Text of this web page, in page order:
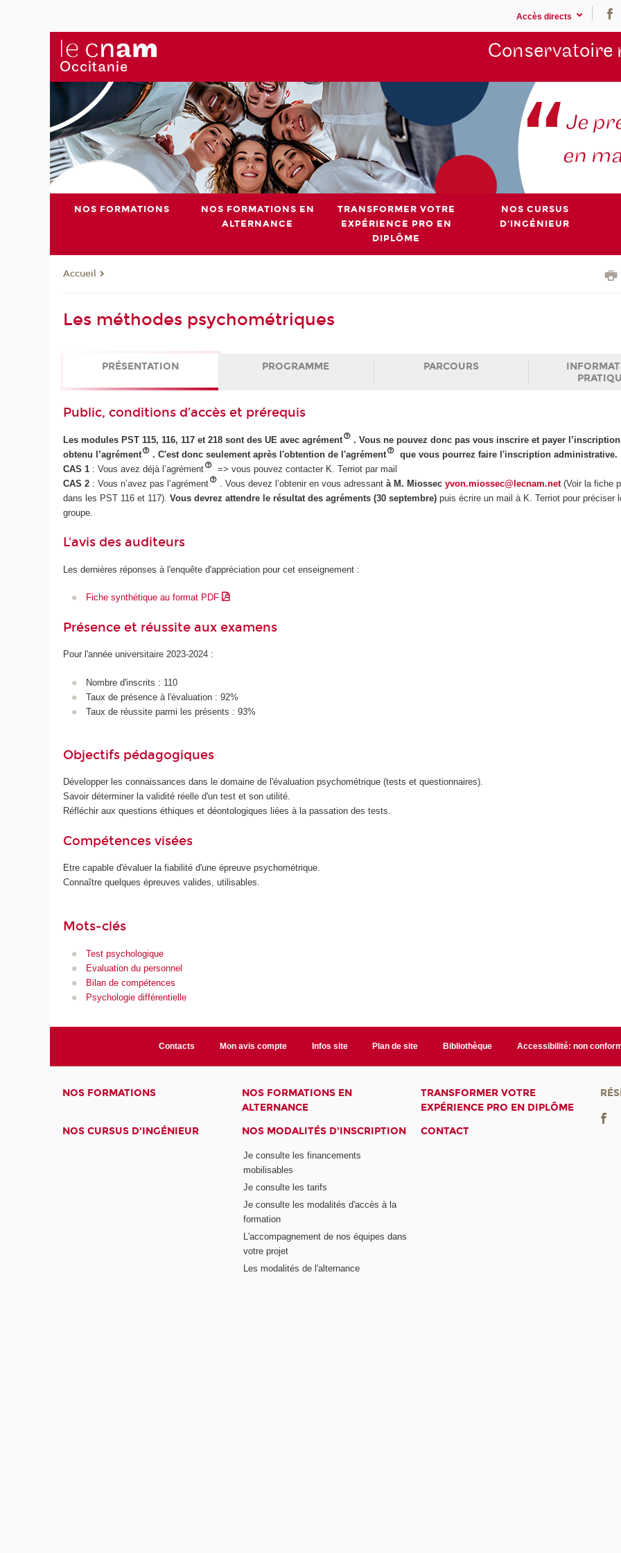
Accès directs
Conservatoire
NOS FORMATIONS
NOS FORMATIONS EN
ALTERNANCE
TRANSFORMER VOTRE
EXPÉRIENCE PRO EN
DIPLÔME
NOS CURSUS
D'INGÉNIEUR
Accueil
Les méthodes psychométriques
PRÉSENTATION PROGRAMME PARCOURS
Public, conditions d’accès et prérequis
Les modules PST 115, 116, 117 et 218 sont des UE avec agrément
. Vous ne pouvez donc pas vous inscrire et payer l’inscription
obtenu l’agrément
. C'est donc seulement après l'obtention de l'agrément
que vous pourrez faire l'inscription administrative.
CAS 1 : Vous avez déjà l’agrément
=> vous pouvez contacter K. Terriot par mail
CAS 2 : Vous n’avez pas l’agrément . Vous devez l’obtenir en vous adressantà M. Miossecyvon.miossec@lecnam.net (Voir la fiche
dans les PST 116 et 117).Vous devrez attendre le résultat des agréments (30 septembre) puis écrire un mail à K. Terriot pour préciser
groupe.
L'avis des auditeurs
Les dernières réponses à l'enquête d'appréciation pour cet enseignement :
Fiche synthétique au format PDF
Présence et réussite aux examens
Pour l'année universitaire 2023-2024 :
Nombre d'inscrits : 110
Taux de présence à l'évaluation : 92%
Taux de réussite parmi les présents : 93%
Objectifs pédagogiques
Développer les connaissances dans le domaine de l'évaluation psychométrique (tests et questionnaires).
Savoir déterminer la validité réelle d'un test et son utilité.
Réfléchir aux questions éthiques et déontologiques liées à la passation des tests.
Compétences visées
Etre capable d'évaluer la fiabilité d'une épreuve psychométrique.
Connaître quelques épreuves valides, utilisables.
Mots-clés
Test psychologique
Evaluation du personnel
Bilan de compétences
Psychologie différentielle
Contacts Mon avis compte Infos site Plan de site Bibliothèque Accessibilité: non
NOS FORMATIONS
NOS FORMATIONS EN
ALTERNANCE
TRANSFORMER VOTRE
EXPÉRIENCE PRO EN DIPLÔME
NOS CURSUS D'INGÉNIEUR
NOS MODALITÉS D'INSCRIPTION
Je consulte les financements
mobilisables
Je consulte les tarifs
Je consulte les modalités d'accès à la
formation
L'accompagnement de nos équipes dans
votre projet
Les modalités de l'alternance
CONTACT